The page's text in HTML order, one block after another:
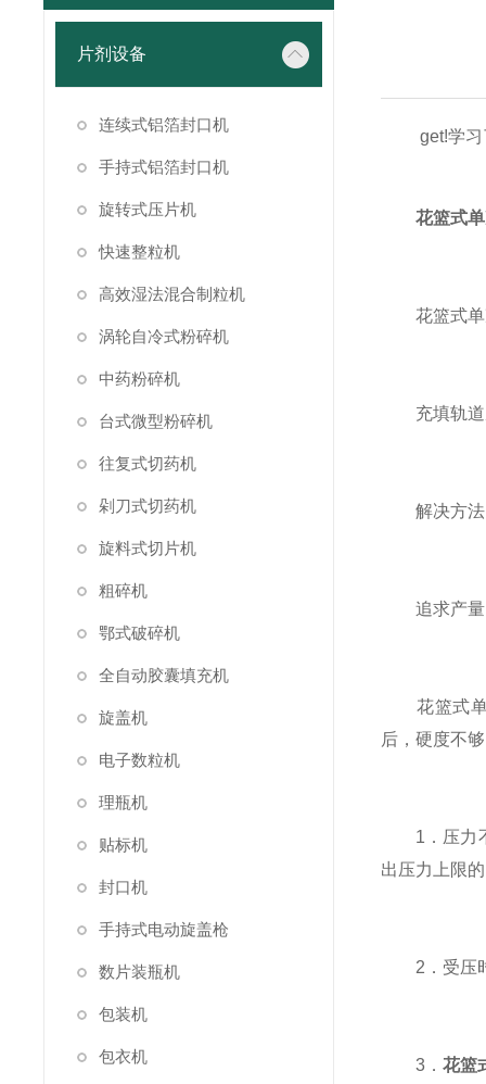
片剂设备
连续式铝箔封口机
手持式铝箔封口机
旋转式压片机
快速整粒机
高效湿法混合制粒机
涡轮自冷式粉碎机
中药粉碎机
台式微型粉碎机
往复式切药机
剁刀式切药机
旋料式切片机
粗碎机
鄂式破碎机
全自动胶囊填充机
旋盖机
电子数粒机
理瓶机
贴标机
封口机
手持式电动旋盖枪
数片装瓶机
包装机
包衣机
get!学习了
花篮式
花篮式单
充填轨道
解决方法
追求产量，
花篮式单
后，硬度不
1．压力不
出压力上限
2．受压时
3．花篮